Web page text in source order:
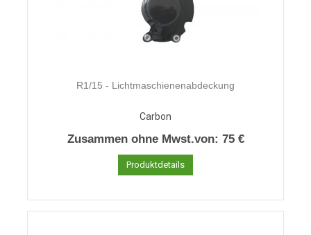
R1/15 - Lichtmaschienenabdeckung
Carbon
Zusammen ohne Mwst.von: 75 €
Produktdetails